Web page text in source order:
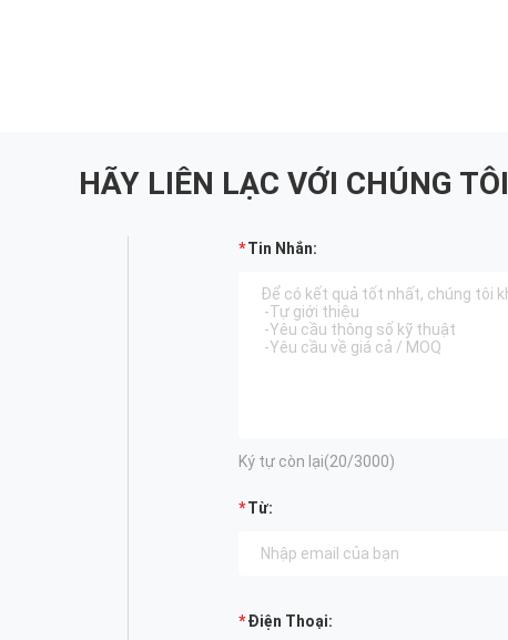
HÃY LIÊN LẠC VỚI CHÚNG TÔI
Tin Nhắn:
Ký tự còn lại(20/3000)
Từ:
Điện Thoại: